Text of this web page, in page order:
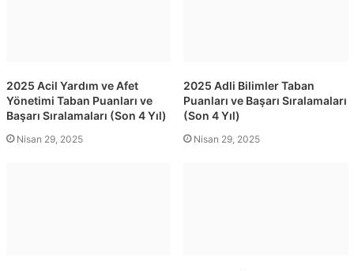
2025 Acil Yardım ve Afet
Yönetimi Taban Puanları ve
Başarı Sıralamaları (Son 4 Yıl)
Nisan 29, 2025
2025 Adli Bilimler Taban
Puanları ve Başarı Sıralamaları
(Son 4 Yıl)
Nisan 29, 2025